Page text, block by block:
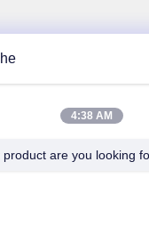
Longgang,
4:38 AM
product are you looking